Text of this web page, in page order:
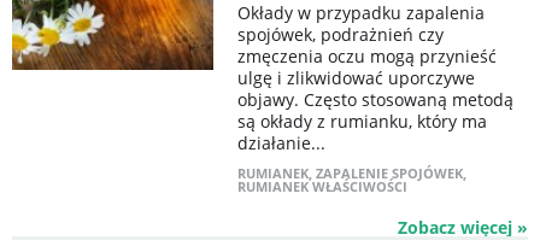
Okłady w przypadku zapalenia
spojówek, podrażnień czy
zmęczenia oczu mogą przynieść
ulgę i zlikwidować uporczywe
objawy. Często stosowaną metodą
są okłady z rumianku, który ma
działanie...
RUMIANEK, ZAPALENIE SPOJÓWEK,
RUMIANEK WŁAŚCIWOŚCI
Zobacz więcej »